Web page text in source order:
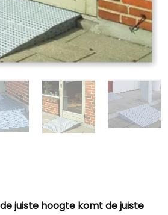
juiste hoogte komt de juiste